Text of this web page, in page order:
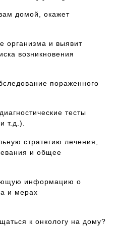
домой, окажет
организма и выявит
возникновения
пораженного
тесты
т.д.).
стратегию лечения,
и общее
информацию о
и мерах
к онкологу на дому?